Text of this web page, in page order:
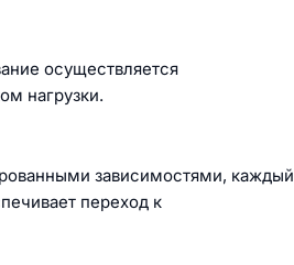
осуществляется
нагрузки.
зависимостями, каждый
переход к